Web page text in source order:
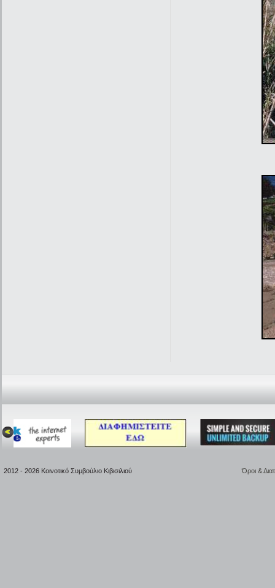
2012 - 2026 Κοινοτικό Συμβούλιο Κιβισιλιού Όροι &